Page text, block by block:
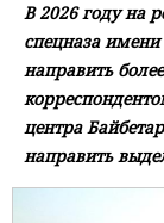
В 2026 году на
спецназа
направить
центра
направить